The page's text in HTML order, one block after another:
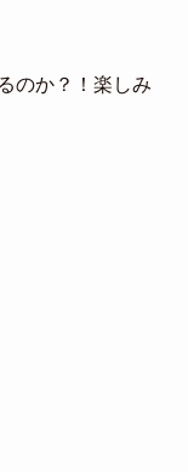
のか？！楽しみ